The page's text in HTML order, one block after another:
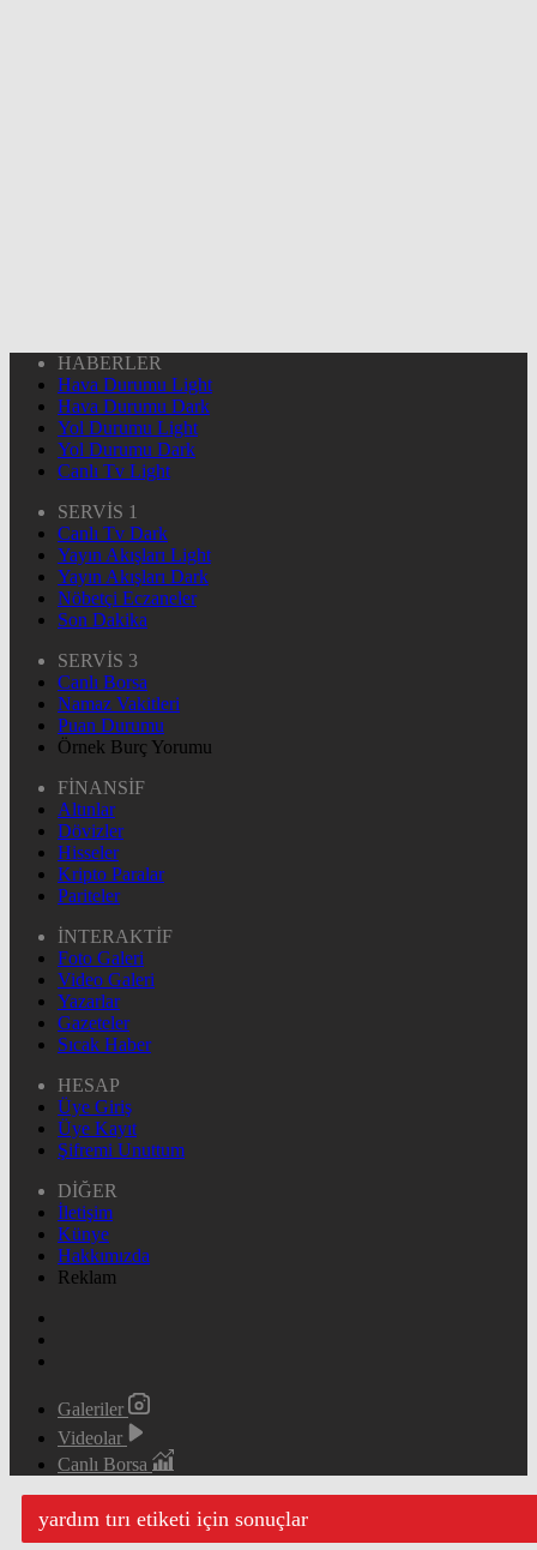
HABERLER
Hava Durumu Light
Hava Durumu Dark
Yol Durumu Light
Yol Durumu Dark
Canlı Tv Light
SERVİS 1
Canlı Tv Dark
Yayın Akışları Light
Yayın Akışları Dark
Nöbetçi Eczaneler
Son Dakika
SERVİS 3
Canlı Borsa
Namaz Vakitleri
Puan Durumu
Örnek Burç Yorumu
FİNANSİF
Altınlar
Dövizler
Hisseler
Kripto Paralar
Pariteler
İNTERAKTİF
Foto Galeri
Video Galeri
Yazarlar
Gazeteler
Sıcak Haber
HESAP
Üye Giriş
Üye Kayıt
Şifremi Unuttum
DİĞER
İletişim
Künye
Hakkımızda
Reklam
Galeriler
Videolar
Canlı Borsa
yardım tırı etiketi için sonuçlar